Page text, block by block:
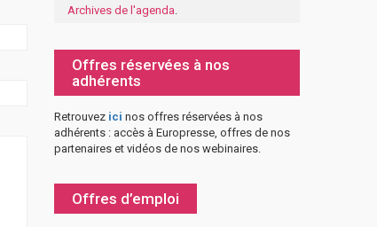
Archives de l'agenda.
Offres réservées à nos
adhérents
Retrouvez ici nos offres réservées à nos
adhérents : accès à Europresse, offres de nos
partenaires et vidéos de nos webinaires.
Offres d’emploi